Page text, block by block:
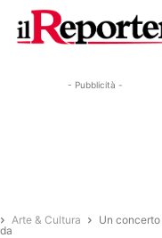
- Pubblicità -
Arte & Cultura
Un